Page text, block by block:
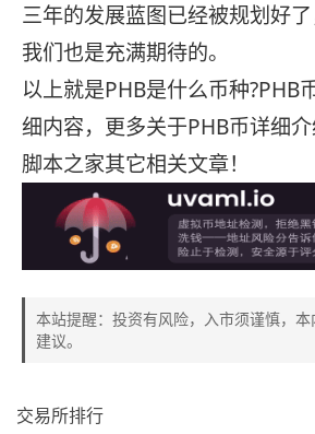
三年的发展蓝图已经被规划好
我们也是充满期待的。
以上就是PHB是什么币种?PHB
细内容，更多关于PHB币详细
脚本之家其它相关文章！
本站提醒：投资有风险，入市须谨慎，
建议。
交易所排行